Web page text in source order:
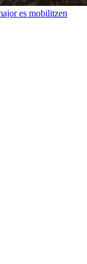
es mobilitzen